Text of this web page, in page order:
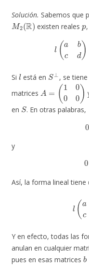
Solución. Sabemos que
M2(R)
existen reales
p
,
l bc
Si
l
está en
S⊥
, se
matrices
A 00
en
S
. En otras palabras,
y
Así, la forma lineal tiene
l(a
Y en efecto, todas las
anulan en cualquier
pues en esas matrices
b